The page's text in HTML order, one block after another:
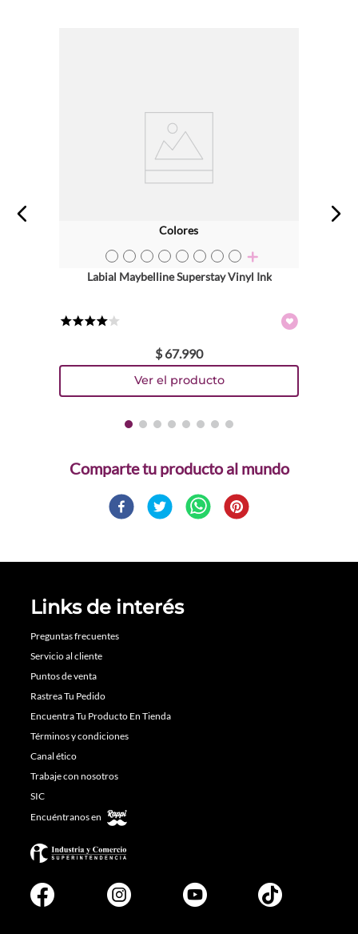
Colores
Labial Maybelline Superstay Vinyl Ink
$ 67.990
Comparte
Links de interés
Preguntas frecuentes
Servicio al cliente
Puntos de venta
Rastrea Tu Pedido
Encuentra Tu Producto En Tienda
Términos y condiciones
Canal ético
Trabaje con nosotros
SIC
Encuéntranos en